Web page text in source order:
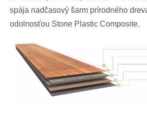
spája nadčasový šarm prírodného
odolnosťou Stone Plastic Composite.